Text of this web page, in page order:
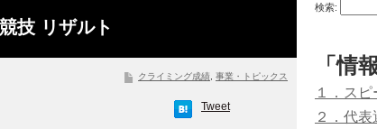
技 リザルト
クライミング成績 事業・トピックス
Tweet
検索:
「情
１．ス
２．代